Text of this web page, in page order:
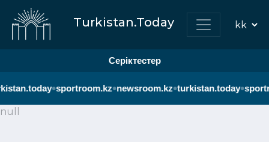
Turkistan.Today
Серіктестер
•sportroom.kz•newsroom.kz•turkistan.today•
null